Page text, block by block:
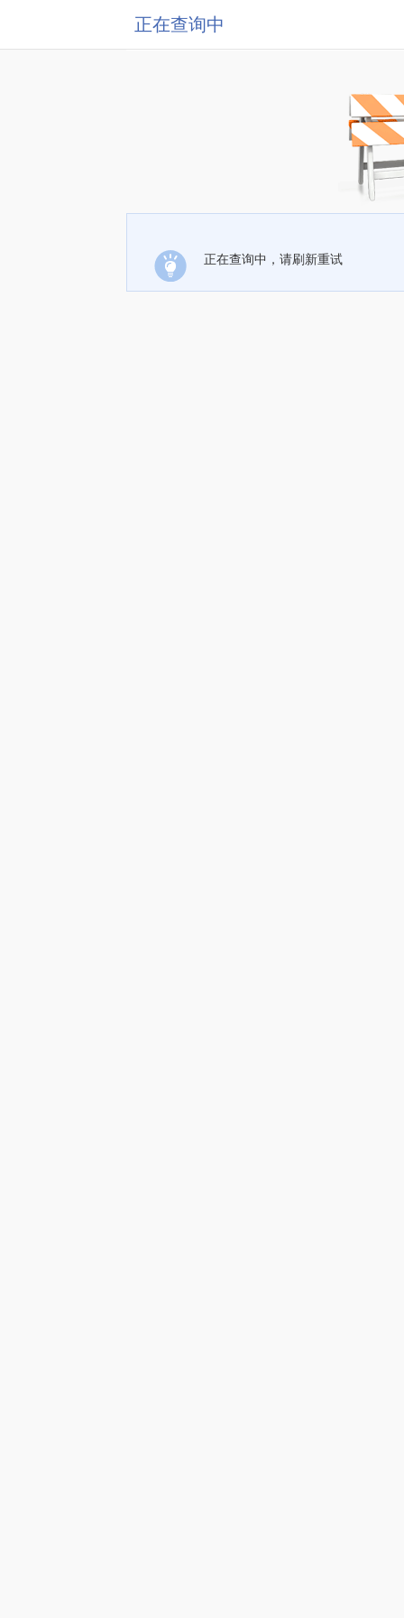
正在查询中
正在查询中，请刷新重试